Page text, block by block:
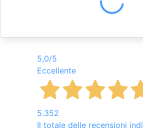
5,0/5
Eccellente
5.352
Il totale delle recensioni